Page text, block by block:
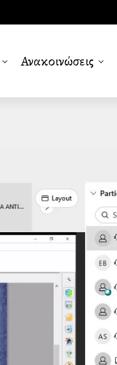
Ανακοινώσεις